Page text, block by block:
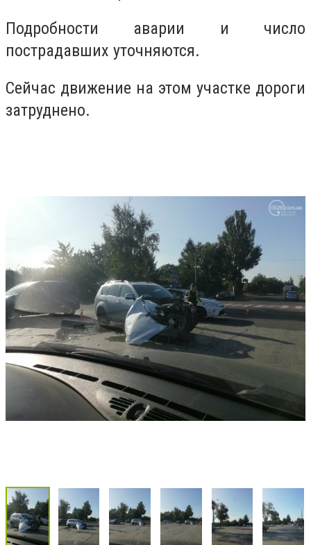
Подробности аварии и число
пострадавших уточняются.
Сейчас движение на этом участке дороги
затруднено.